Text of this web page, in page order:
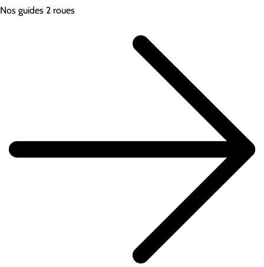
Nos guides 2 roues